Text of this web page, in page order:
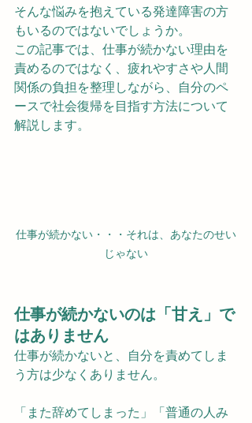
そんな悩みを抱えている発達障害の方
もいるのではないでしょうか。
この記事では、仕事が続かない理由を
責めるのではなく、疲れやすさや人間
関係の負担を整理しながら、自分のペ
ースで社会復帰を目指す方法について
解説します。
仕事が続かない・・・それは、あなたのせい
じゃない
仕事が続かないのは「甘え」で
はありません
仕事が続かないと、自分を責めてしま
う方は少なくありません。
「また辞めてしまった」「普通の人み